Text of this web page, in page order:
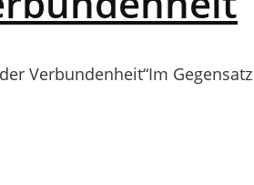
Verbundenheit“Im